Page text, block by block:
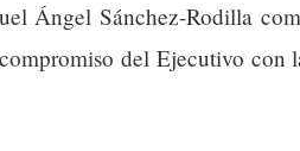
Ángel Sánchez-Rodilla
del Ejecutivo con